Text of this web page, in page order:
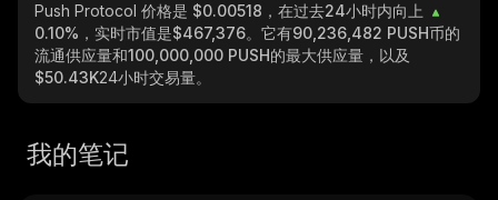
Push Protocol 价格是 $0.00518，在过去24小时内向上
0.10% ，实时市值是$467,376。它有90,236,482 PUSH币的
流通供应量和100,000,000 PUSH的最大供应量，以及
$50.43K24小时交易量。
我的笔记